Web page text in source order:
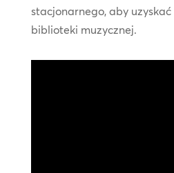
stacjonarnego, aby
biblioteki muzycznej.